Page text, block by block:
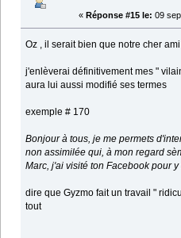
« Réponse #15 le: 09
Oz , il serait bien que notre cher
j'enlèverai définitivement mes "
aura lui aussi modifié ses termes
exemple # 170
Bonjour à tous, je me permets
non assimilée qui, à mon regard
Marc, j'ai visité ton Facebook pour
dire que Gyzmo fait un travail "
tout